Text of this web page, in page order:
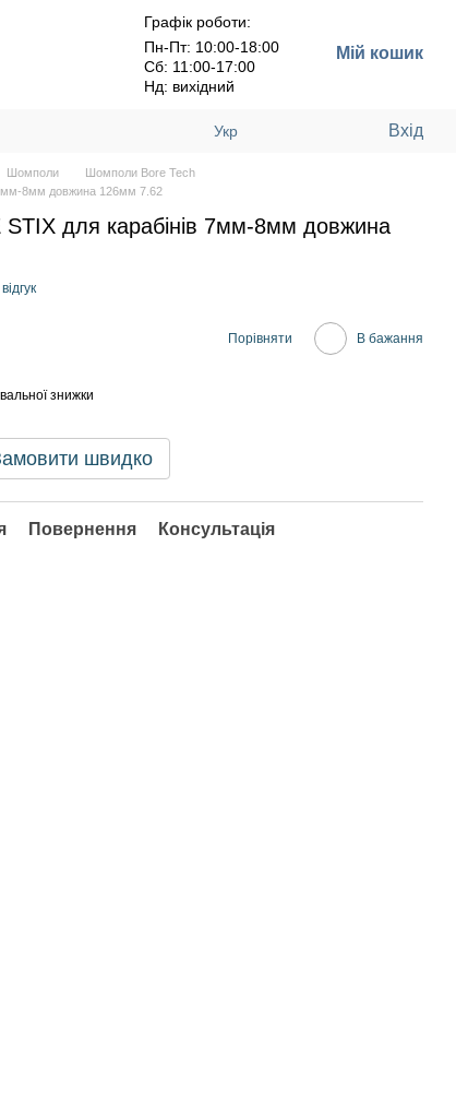
Графік роботи:
Пн-Пт: 10:00-18:00
Сб: 11:00-17:00
Нд: вихідний
Мій кошик
Укр Вхід
Шомполи
Шомполи Bore Tech
8мм довжина 126мм 7.62
для карабінів 7мм-8мм довжина
Порівняти В бажання
знижки
швидко
Повернення Консультація